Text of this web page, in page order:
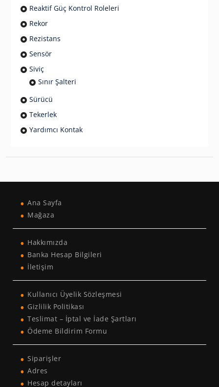
Reaktif Güç Kontrol Roleleri
Rekor
Rezistans
Sensör
Siviç
Sınır Şalteri
Sürücü
Tekerlek
Yardımcı Kontak
Ana Sayfa
Mağaza
Hakkımızda
Banka Hesap Bilgileri
İletişim
Kullanıcı Üyelik Sözleşmesi
Gizlilik Politikası
Teslimat – İptal ve İade Şartları
Ödeme Bildirim Formu
Siparişler
Adres
Hesap detayları